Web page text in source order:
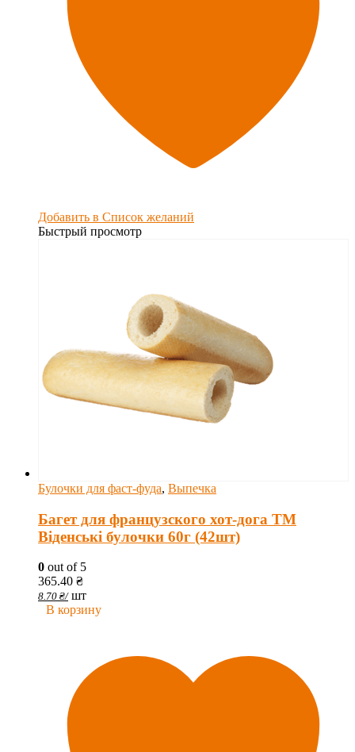
Добавить в Список желаний
Быстрый просмотр
Булочки для фаст-фуда, Выпечка
Багет для французского хот-дога ТМ
Віденські булочки 60г (42шт)
0 out of 5
365.40 ₴
8.70 ₴/ шт
В корзину